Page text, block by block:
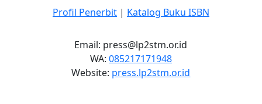
Profil Penerbit| Katalog Buku ISBN
Email: press@lp2stm.or.id
WA: 085217171948
Website: press.lp2stm.or.id